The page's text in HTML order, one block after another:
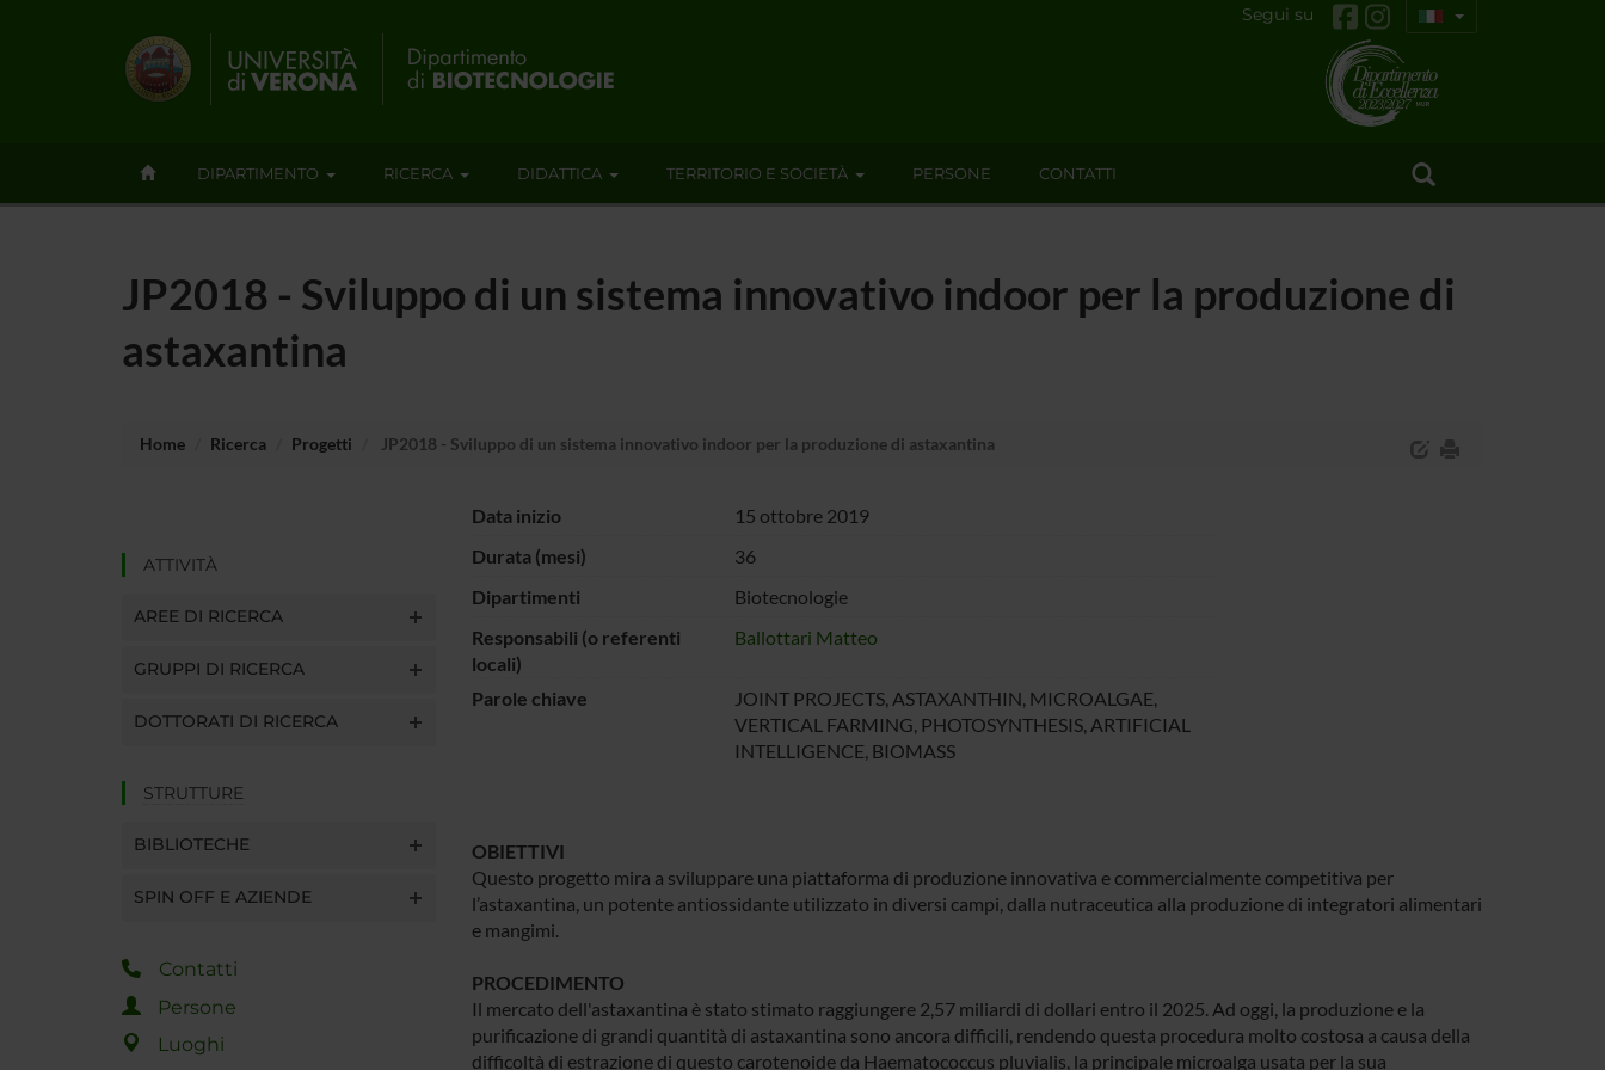
Segui su
DIPARTIMENTO RICERCA DIDATTICA TERRITORIO E SOCIETÀ PERSONE CONTATTI
JP2018 - Sviluppo di un sistema innovativo indoor per la produzione di
astaxantina
Home Ricerca Progetti JP2018 - Sviluppo di un sistema innovativo indoor per la produzione di astaxantina
ATTIVITÀ
AREE DI RICERCA
GRUPPI DI RICERCA
DOTTORATI DI RICERCA
STRUTTURE
BIBLIOTECHE
SPIN OFF E AZIENDE
Contatti
Persone
Luoghi
Data inizio
15 ottobre 2019
Durata (mesi)
36
Dipartimenti
Biotecnologie
Responsabili (o referenti
locali)
Ballottari Matteo
Parole chiave
JOINT PROJECTS, ASTAXANTHIN, MICROALGAE,
VERTICAL FARMING, PHOTOSYNTHESIS, ARTIFICIAL
INTELLIGENCE, BIOMASS
OBIETTIVI
Questo progetto mira a sviluppare una piattaforma di produzione innovativa e commercialmente competitiva per
l’astaxantina, un potente antiossidante utilizzato in diversi campi, dalla nutraceutica alla produzione di integratori alimentari
e mangimi.
PROCEDIMENTO
Il mercato dell'astaxantina è stato stimato raggiungere 2,57 miliardi di dollari entro il 2025. Ad oggi, la produzione e la
purificazione di grandi quantità di astaxantina sono ancora difficili, rendendo questa procedura molto costosa a causa della
difficoltà di estrazione di questo carotenoide da Haematococcus pluvialis, la principale microalga usata per la sua